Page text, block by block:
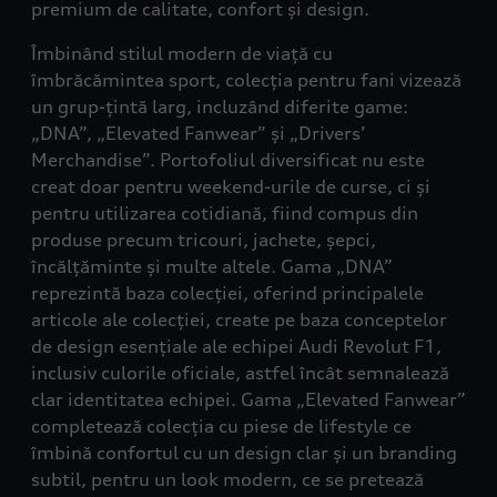
premium de calitate, confort și design.
Îmbinând stilul modern de viață cu
îmbrăcămintea sport, colecția pentru fani vizează
un grup-țintă larg, incluzând diferite game:
„DNA”, „Elevated Fanwear” și „Drivers’
Merchandise”. Portofoliul diversificat nu este
creat doar pentru weekend-urile de curse, ci și
pentru utilizarea cotidiană, fiind compus din
produse precum tricouri, jachete, șepci,
încălțăminte și multe altele. Gama „DNA”
reprezintă baza colecției, oferind principalele
articole ale colecției, create pe baza conceptelor
de design esențiale ale echipei Audi Revolut F1,
inclusiv culorile oficiale, astfel încât semnalează
clar identitatea echipei. Gama „Elevated Fanwear”
completează colecția cu piese de lifestyle ce
îmbină confortul cu un design clar și un branding
subtil, pentru un look modern, ce se pretează